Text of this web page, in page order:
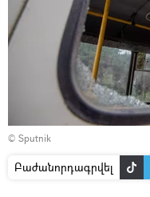
© Sputnik
Բաժանորդագրվել